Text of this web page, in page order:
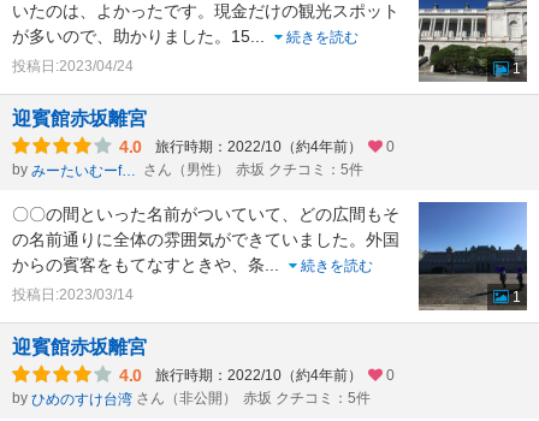
いたのは、よかったです。現金だけの観光スポット
が多いので、助かりました。15
続きを読む
投稿日:2023/04/24
1
迎賓館赤坂離宮
4.0 旅行時期：2022/10（約4年前）
0
by
みーたいむーformひかのすけ さん（男性） 赤坂 クチコミ：5件
〇〇の間といった名前がついていて、どの広間もそ
の名前通りに全体の雰囲気ができていました。外国
からの賓客をもてなすときや、条
続きを読む
投稿日:2023/03/14
1
迎賓館赤坂離宮
4.0 旅行時期：2022/10（約4年前）
0
by ひめのすけ台湾 さん（非公開） 赤坂 クチコミ：5件